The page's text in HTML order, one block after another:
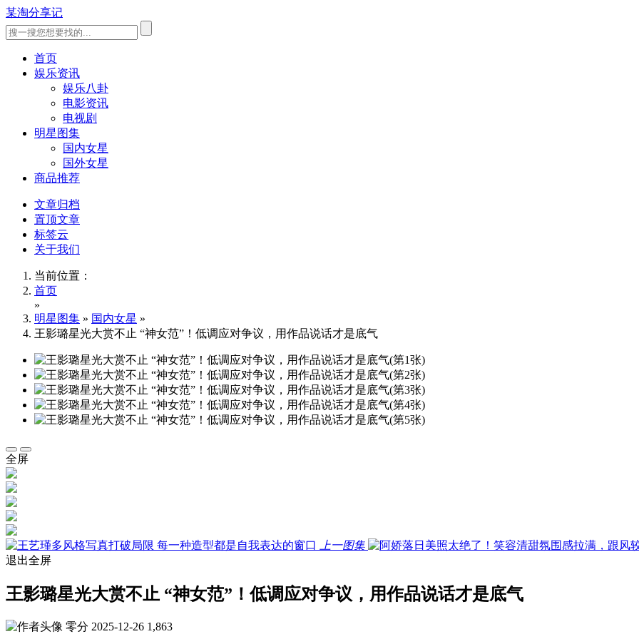
某淘分享记
首页
娱乐资讯
娱乐八卦
电影资讯
电视剧
明星图集
国内女星
国外女星
商品推荐
文章归档
置顶文章
标签云
关于我们
当前位置：
首页
»
明星图集 » 国内女星 »
王影璐星光大赏不止 “神女范”！低调应对争议，用作品说话才是底气
全屏
上一图集
退出全屏
王影璐星光大赏不止 “神女范”！低调应对争议，用作品说话才是底气
零分 2025-12-26 1,863